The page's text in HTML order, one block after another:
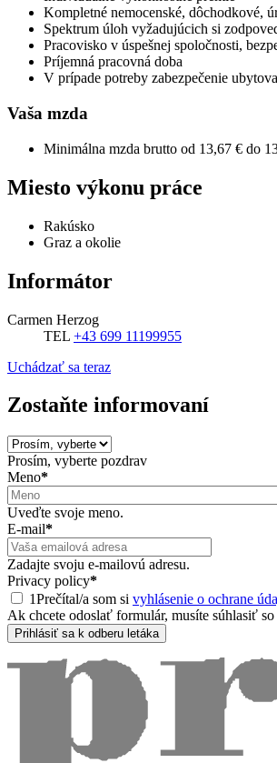
Kompletné nemocenské, dôchodkové,
Spektrum úloh vyžadujúcich si
Pracovisko v úspešnej spoločnosti,
Príjemná pracovná doba
V prípade potreby zabezpečenie
Vaša mzda
Minimálna mzda brutto od 13,67 € do
Miesto výkonu práce
Rakúsko
Graz a okolie
Informátor
Carmen Herzog
TEL +43 699 11199955
Uchádzať sa teraz
Zostaňte informovaní
Prosím, vyberte pozdrav
Meno*
Uveďte svoje meno.
E-mail*
Zadajte svoju e-mailovú adresu.
Privacy policy*
1Prečítal/a som si vyhlásenie o ochrane
Ak chcete odoslať formulár, musíte súhlasiť
Prihlásiť sa k odberu letáka